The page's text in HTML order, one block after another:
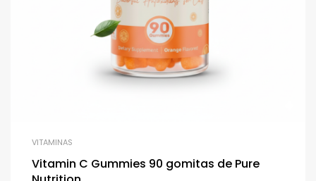
VITAMINAS
Vitamin C Gummies 90 gomitas de Pure